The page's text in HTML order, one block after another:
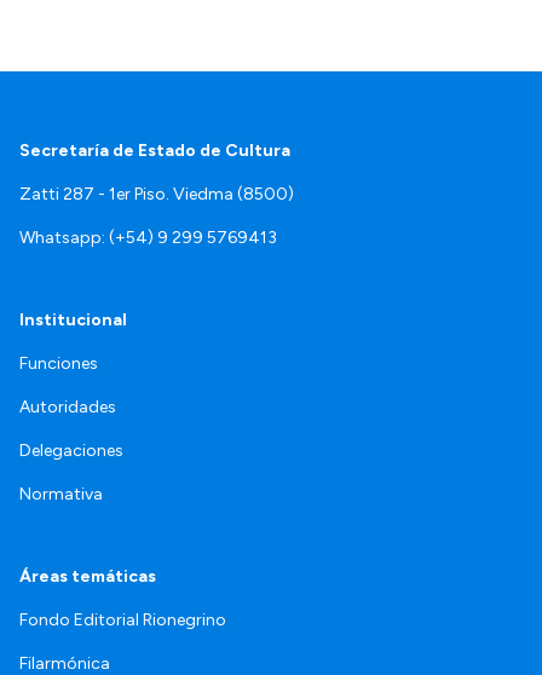
Secretaría de Estado de Cultura
Zatti 287 - 1er Piso. Viedma (8500)
Whatsapp: (+54) 9 299 5769413
Institucional
Funciones
Autoridades
Delegaciones
Normativa
Áreas temáticas
Fondo Editorial Rionegrino
Filarmónica